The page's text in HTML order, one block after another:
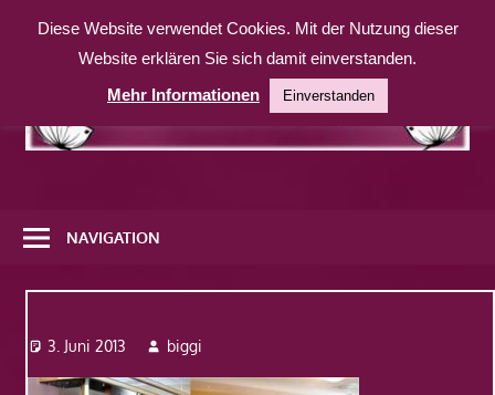
Inhalt
weitere
Website
NAVIGATION
3. Juni 2013 biggi
Diese Website verwendet Cookies. Mit der Nutzung dieser
Website erklären Sie sich damit einverstanden.
Mehr Informationen
Einverstanden